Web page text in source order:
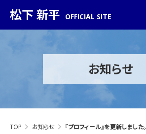
松下 新平 OFFICIAL SITE
お知らせ
TOP お知らせ 『プロフィール』を更新しました。